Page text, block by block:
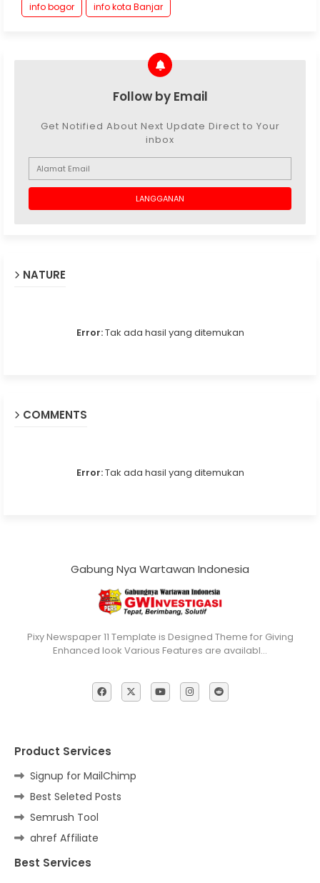
info bogor
info kota Banjar
Follow by Email
Get Notified About Next Update Direct to Your
inbox
NATURE
Error:Tak ada hasil yang ditemukan
COMMENTS
Error:Tak ada hasil yang ditemukan
Gabung Nya Wartawan Indonesia
Pixy Newspaper 11 Template is Designed Theme for Giving
Enhanced look Various Features are availabl…
Product Services
Signup for MailChimp
Best Seleted Posts
Semrush Tool
ahref Affiliate
Best Services